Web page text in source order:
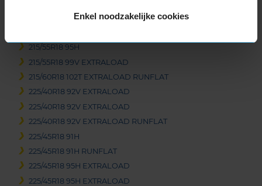
Enkel noodzakelijke cookies
215/40R18 89V EXTRALOAD
215/55R18 95H
215/55R18 99V EXTRALOAD
215/60R18 102T EXTRALOAD RUNFLAT
225/40R18 92V EXTRALOAD
225/40R18 92V EXTRALOAD
225/40R18 92V EXTRALOAD RUNFLAT
225/45R18 91H
225/45R18 91H RUNFLAT
225/45R18 95H EXTRALOAD
225/45R18 95H EXTRALOAD